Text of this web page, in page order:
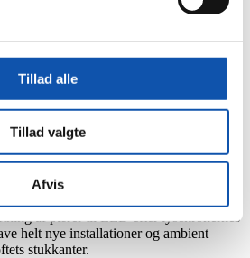
Tillad alle
Tillad valgte
Afvis
i byen.
kulturarv (heldigvis). Derfor er det
som bl.a. os, når et gammelt og
skal energirenoveres. Moderniseringen
Nicolai Maks Rasmussen i spidsen -
festsal stod for tur med bl.a. ny
og meget tunge messinglysekroner
af pærer til LED efter lysekronernes
helt nye installationer og ambient
stukkanter.